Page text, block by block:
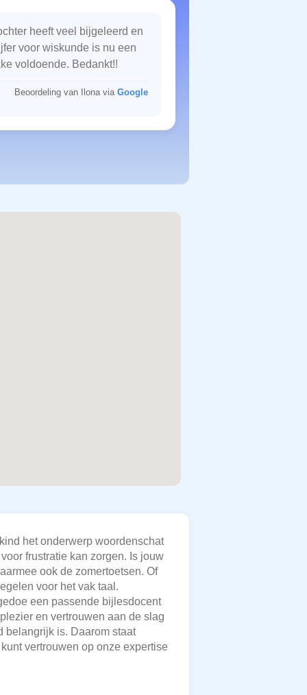
heeft veel bijgeleerd en
voor wiskunde is nu een
voldoende. Bedankt!!
Beoordeling van Ilona via Google
het onderwerp woordenschat
frustratie kan zorgen. Is jouw
ook de zomertoetsen. Of
voor het vak taal.
een passende bijlesdocent
en vertrouwen aan de slag
belangrijk is. Daarom staat
vertrouwen op onze expertise